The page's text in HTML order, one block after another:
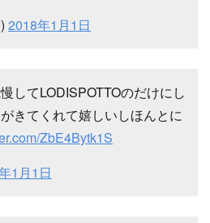
2018年1月1日
してLODISPOTTOのだけにし
きてくれて嬉しいしほんとに
ZbE4Bytk1S
1月1日